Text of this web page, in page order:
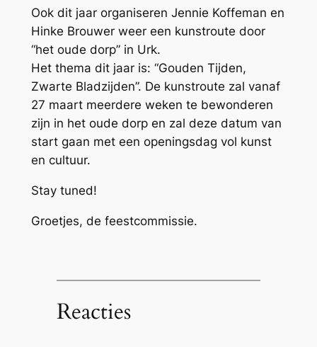
Ook dit jaar organiseren Jennie Koffeman en
Hinke Brouwer weer een kunstroute door
“het oude dorp” in Urk.
Het thema dit jaar is: “Gouden Tijden,
Zwarte Bladzijden”. De kunstroute zal vanaf
27 maart meerdere weken te bewonderen
zijn in het oude dorp en zal deze datum van
start gaan met een openingsdag vol kunst
en cultuur.
Stay tuned!
Groetjes, de feestcommissie.
Reacties